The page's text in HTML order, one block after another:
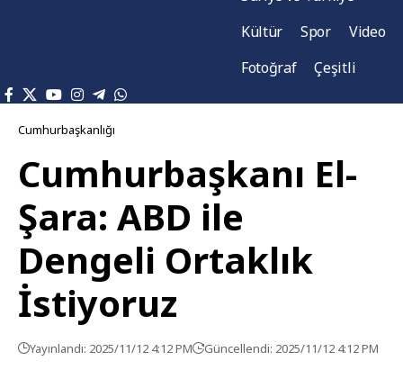
Kültür
Spor
Video
Fotoğraf
Çeşitli
Cumhurbaşkanlığı
Cumhurbaşkanı El-
Şara: ABD ile
Dengeli Ortaklık
İstiyoruz
Yayınlandı: 2025/11/12 4:12 PM Güncellendi: 2025/11/12 4:12 PM